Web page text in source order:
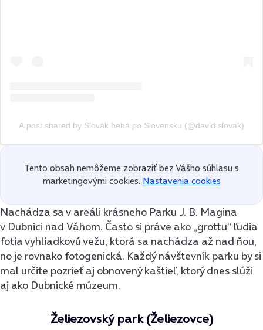
A post shared by Slovák behá po Slovensku (@david.slovak)
Tento obsah nemôžeme zobraziť bez Vášho súhlasu s
marketingovými cookies. Nastavenia cookies
Nachádza sa v areáli krásneho Parku J. B. Magina
v Dubnici nad Váhom. Často si práve ako „grottu“ ľudia
fotia vyhliadkovú vežu, ktorá sa nachádza až nad ňou,
no je rovnako fotogenická. Každý návštevník parku by si
mal určite pozrieť aj obnovený kaštieľ, ktorý dnes slúži
aj ako Dubnické múzeum.
Želiezovský park (Želiezovce)